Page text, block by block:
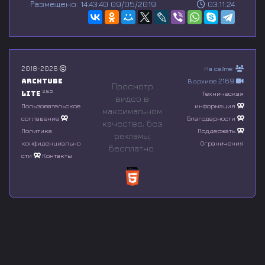
e
n
o
f
0
s
o
n
d
03:11:24
Размещено: 14:43:40 09/05/2019
2018-2026
Archtube
Lite 2.8.5
Пользовательское
соглашение
Политика
конфиденциально
сти
Контакты
Просмотр
видео в
максимальном
качестве, без
рeкламы,
бесплатно.
На сайте:
В архиве 2169
Техническая
информация
Благодарности
Поддержать
Ограничения